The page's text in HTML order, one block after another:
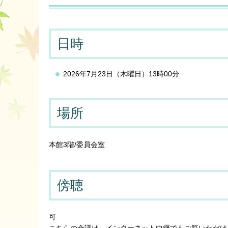
日時
2026年7月23日（木曜日）13時00分
場所
本館3階/委員会室
傍聴
可